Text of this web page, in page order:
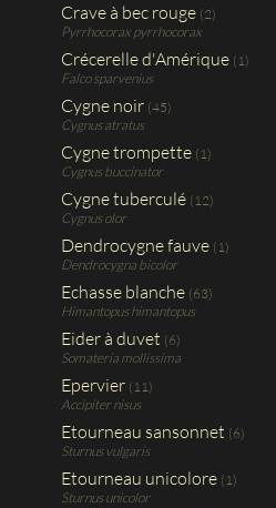
Crave à bec rouge (2)
Pyrrhocorax pyrrhocorax
Crécerelle d'Amérique (1)
Falco sparvenius
Cygne noir (45)
Cygnus atratus
Cygne trompette (1)
Cygnus buccinator
Cygne tuberculé (12)
Cygnus olor
Dendrocygne fauve (1)
Dendrocygna bicolor
Echasse blanche (63)
Himantopus himantopus
Eider à duvet (6)
Somateria mollissima
Epervier (11)
Accipiter nisus
Etourneau sansonnet (6)
Sturnus vulgaris
Etourneau unicolore (1)
Sturnus unicolor